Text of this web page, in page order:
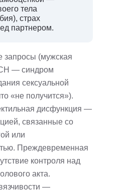
тела
страх
партнером.
запросы (мужская
— синдром
сексуальной
«не получится»).
дисфункция —
связанные со
или
Преждевременная
контроля над
акта.
—